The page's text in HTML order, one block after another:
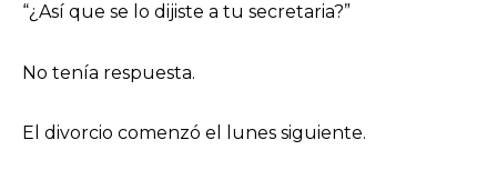
“¿Así que se lo dijiste a tu secretaria?”
No tenía respuesta.
El divorcio comenzó el lunes siguiente.